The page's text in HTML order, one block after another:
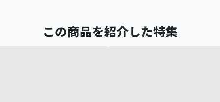
この商品を紹介した特集